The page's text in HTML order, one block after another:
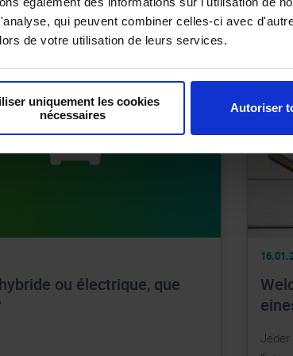
qui peuvent combiner celles-ci avec
de votre utilisation de leurs services.
uniquement les cookies
nécessaires
Autoriser
WEITERLESEN
ou électrique, que